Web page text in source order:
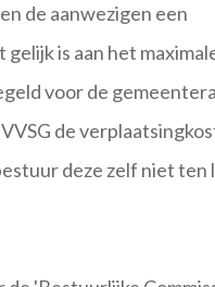
de aanwezigen een
is aan het
voor de
de
deze zelf niet ten